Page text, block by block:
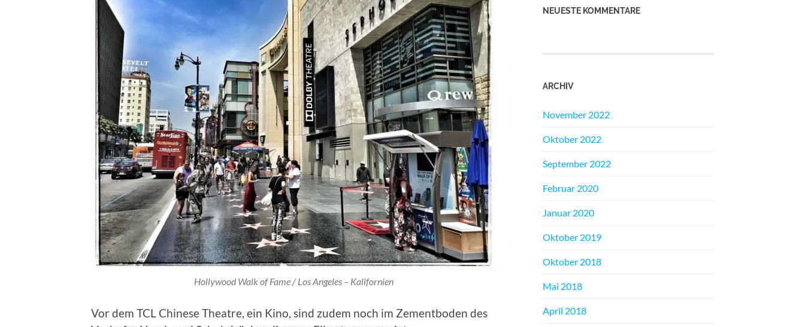
Hollywood Walk of Fame / Los Angeles – Kalifornien
Vor dem TCL Chinese Theatre, ein Kino, sind zudem noch im Zementboden des
NEUESTE KOMMENTARE
ARCHIV
November 2022
Oktober 2022
September 2022
Februar 2020
Januar 2020
Oktober 2019
Oktober 2018
Mai 2018
April 2018